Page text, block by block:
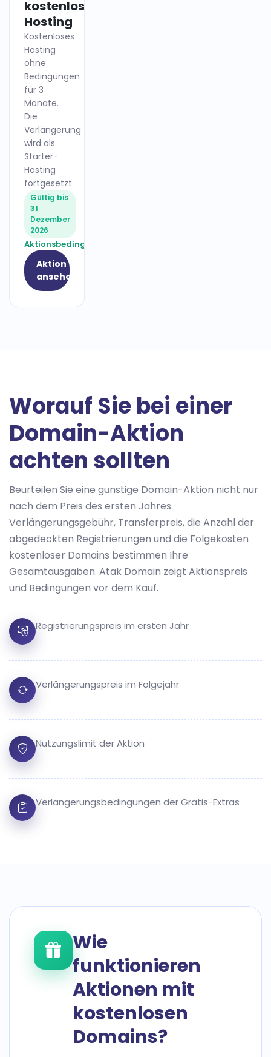
kostenloses
Hosting
Kostenloses
Hosting
ohne
Bedingungen
für 3
Monate.
Die
Verlängerung
wird als
Starter-
Hosting
fortgesetzt
Gültig bis
31
Dezember
2026
Aktionsbedingungen
Aktion
ansehen
Worauf Sie bei einer
Domain-Aktion
achten sollten
Beurteilen Sie eine günstige Domain-Aktion nicht nur
nach dem Preis des ersten Jahres.
Verlängerungsgebühr, Transferpreis, die Anzahl der
abgedeckten Registrierungen und die Folgekosten
kostenloser Domains bestimmen Ihre
Gesamtausgaben. Atak Domain zeigt Aktionspreis
und Bedingungen vor dem Kauf.
Registrierungspreis im ersten Jahr
Verlängerungspreis im Folgejahr
Nutzungslimit der Aktion
Verlängerungsbedingungen der Gratis-Extras
Wie
funktionieren
Aktionen mit
kostenlosen
Domains?